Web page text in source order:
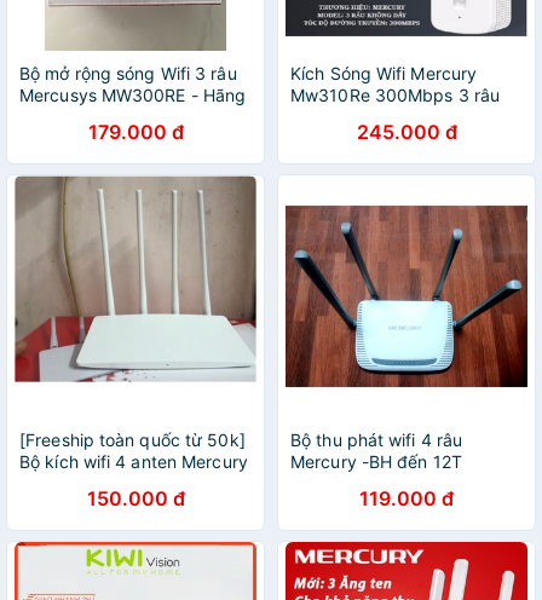
Bộ mở rộng sóng Wifi 3 râu
Mercusys MW300RE - Hãng
179.000 đ
Kích Sóng Wifi Mercury
Mw310Re 300Mbps 3 râu
245.000 đ
[Freeship toàn quốc từ 50k]
Bộ kích wifi 4 anten Mercury
150.000 đ
Bộ thu phát wifi 4 râu
Mercury -BH đến 12T
119.000 đ